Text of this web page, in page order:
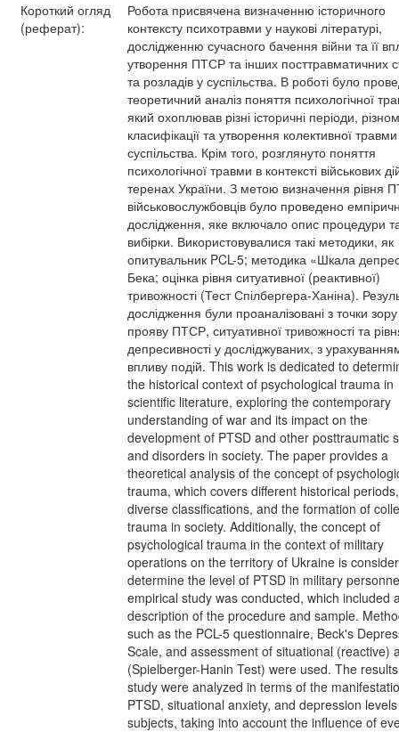
Короткий огляд
(реферат):
Робота присвячена визначенню історичного
контексту психотравми у наукові літературі,
дослідженню сучасного бачення війни та її
утворення ПТСР та інших посттравматичних
та розладів у суспільства. В роботі було
теоретичний аналіз поняття психологічної
який охоплював різні історичні періоди,
класифікації та утворення колективної травми
суспільства. Крім того, розглянуто поняття
психологічної травми в контексті військових
теренах України. З метою визначення рівня
військовослужбовців було проведено
дослідження, яке включало опис процедури
вибірки. Використовувалися такі методики, як
опитувальник PCL-5; методика «Шкала
Бека; оцінка рівня ситуативної (реактивної)
тривожності (Тест Спілбергера-Ханіна).
дослідження були проаналізовані з точки зору
прояву ПТСР, ситуативної тривожності та
депресивності у досліджуваних, з
впливу подій. This work is dedicated to
the historical context of psychological trauma in
scientific literature, exploring the contemporary
understanding of war and its impact on the
development of PTSD and other posttraumatic
and disorders in society. The paper provides a
theoretical analysis of the concept of
trauma, which covers different historical periods,
diverse classifications, and the formation of
trauma in society. Additionally, the concept of
psychological trauma in the context of military
operations on the territory of Ukraine is
determine the level of PTSD in military
empirical study was conducted, which included
description of the procedure and sample.
such as the PCL-5 questionnaire, Beck's
Scale, and assessment of situational (reactive)
(Spielberger-Hanin Test) were used. The
study were analyzed in terms of the
PTSD, situational anxiety, and depression
subjects, taking into account the influence of